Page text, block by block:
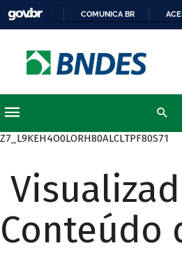
COMUNICA BR
Z7_L9KEH4O0LORH80ALCLTPF80S71
Conteúdo